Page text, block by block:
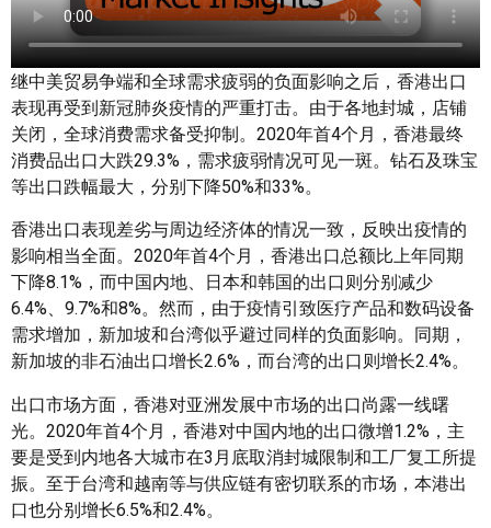
继中美贸易争端和全球需求疲弱的负面影响之后，香港出口
表现再受到新冠肺炎疫情的严重打击。由于各地封城，店铺
关闭，全球消费需求备受抑制。2020年首4个月，香港最终
消费品出口大跌29.3%，需求疲弱情况可见一斑。钻石及珠宝
等出口跌幅最大，分别下降50%和33%。
香港出口表现差劣与周边经济体的情况一致，反映出疫情的
影响相当全面。2020年首4个月，香港出口总额比上年同期
下降8.1%，而中国内地、日本和韩国的出口则分别减少
6.4%、9.7%和8%。然而，由于疫情引致医疗产品和数码设备
需求增加，新加坡和台湾似乎避过同样的负面影响。同期，
新加坡的非石油出口增长2.6%，而台湾的出口则增长2.4%。
出口市场方面，香港对亚洲发展中市场的出口尚露一线曙
光。2020年首4个月，香港对中国内地的出口微增1.2%，主
要是受到内地各大城市在3月底取消封城限制和工厂复工所提
振。至于台湾和越南等与供应链有密切联系的市场，本港出
口也分别增长6.5%和2.4%。